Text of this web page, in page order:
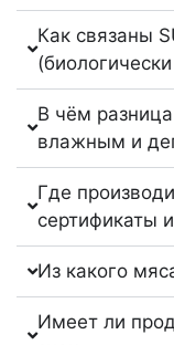
Как связаны
В чём
влажным и
Где
сертификаты
Из какого
Имеет ли